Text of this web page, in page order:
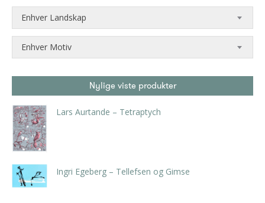
Enhver Landskap
Enhver Motiv
Nylige viste produkter
Lars Aurtande – Tetraptych
Ingri Egeberg – Tellefsen og Gimse